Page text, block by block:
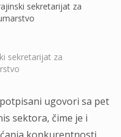
sekretarijat za
sekretarijat za
ugovori sa pet
sektora, čime je i